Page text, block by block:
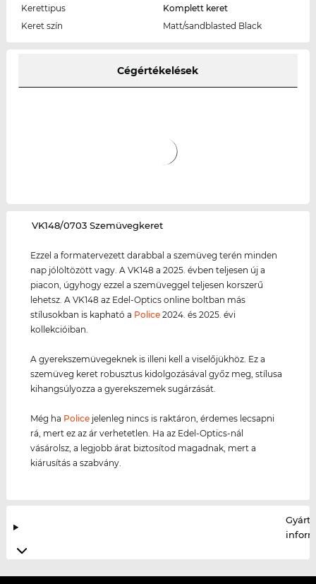
Kerettipus
Komplett keret
Keret szín
Matt/sandblasted Black
Cégértékelések
‌VK148/0703 Szemüvegkeret
Ezzel a formatervezett darabbal a szemüveg terén minden
nap jólöltözött vagy. A VK148 a 2025. évben teljesen új a
piacon, úgyhogy ezzel a szemüveggel teljesen korszerű
lehetsz. A VK148 az Edel-Optics online boltban más
stílusokban is kapható a Police 2024. és 2025. évi
kollekcióiban.
A gyerekszemüvegeknek is illeni kell a viselőjükhöz. Ez a
szemüveg keret robusztus kidolgozásával győz meg, stílusa
kihangsúlyozza a gyerekszemek sugárzását.
Még ha Police jelenleg nincs is raktáron, érdemes lecsapni
rá, mert ez az ár verhetetlen. Ha az Edel-Optics-nál
vásárolsz, a legjobb árat biztosítod magadnak, mert a
kiárusítás a szabvány.